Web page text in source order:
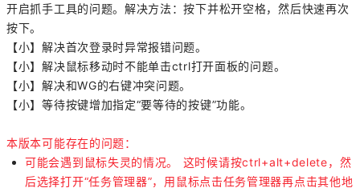
开启抓手工具的问题。解决方法：按下并松开空格，然后快速再次
按下。
【小】解决首次登录时异常报错问题。
【小】解决鼠标移动时不能单击ctrl打开面板的问题。
【小】解决和WG的右键冲突问题。
【小】等待按键增加指定“要等待的按键”功能。
本版本可能存在的问题：
可能会遇到鼠标失灵的情况。 这时候请按ctrl+alt+delete，然
后选择打开“任务管理器”，用鼠标点击任务管理器再点击其他地